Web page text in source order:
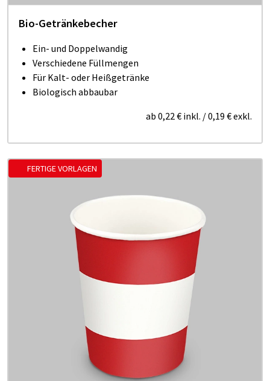
Bio-Getränkebecher
Ein- und Doppelwandig
Verschiedene Füllmengen
Für Kalt- oder Heißgetränke
Biologisch abbaubar
ab 0,22 € inkl. /0,19 €exkl.
FERTIGE VORLAGEN